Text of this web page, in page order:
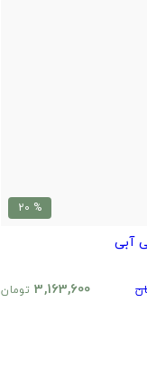
% 20
آبی
3,163,600 تومان